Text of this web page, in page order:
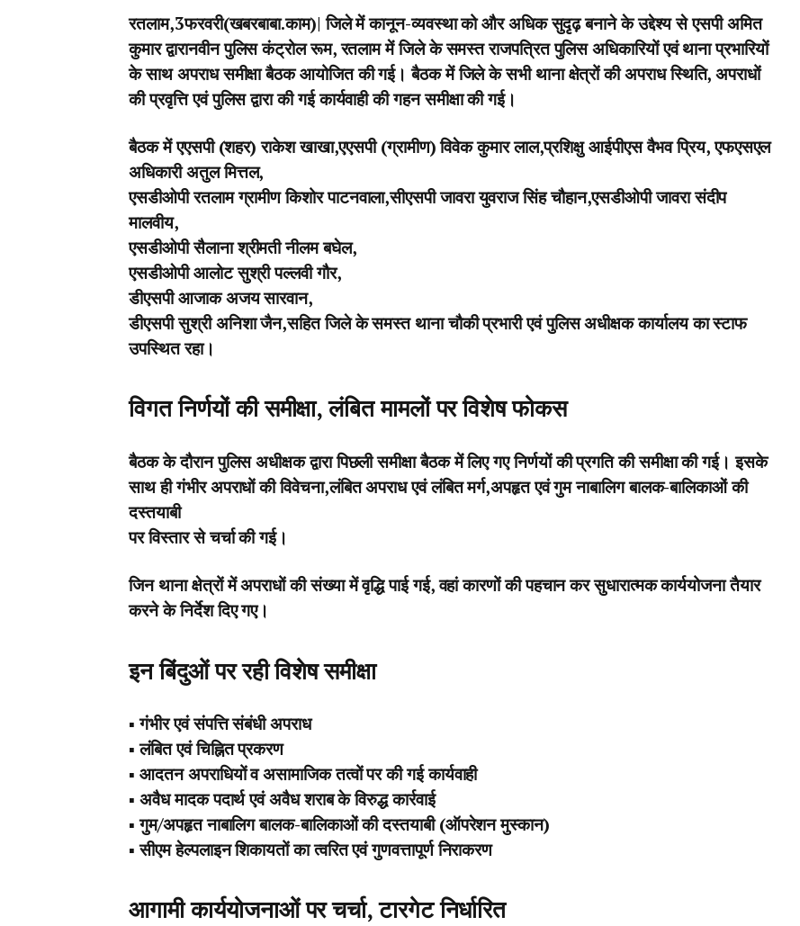
रतलाम,3फरवरी(खबरबाबा.काम)| जिले में कानून-व्यवस्था को और अधिक सुदृढ़ बनाने के उद्देश्य से एसपी अमित
कुमार द्वारानवीन पुलिस कंट्रोल रूम, रतलाम में जिले के समस्त राजपत्रित पुलिस अधिकारियों एवं थाना प्रभारियों
के साथ अपराध समीक्षा बैठक आयोजित की गई। बैठक में जिले के सभी थाना क्षेत्रों की अपराध स्थिति, अपराधों
की प्रवृत्ति एवं पुलिस द्वारा की गई कार्यवाही की गहन समीक्षा की गई।
बैठक में एएसपी (शहर) राकेश खाखा,एएसपी (ग्रामीण) विवेक कुमार लाल,प्रशिक्षु आईपीएस वैभव प्रिय, एफएसएल
अधिकारी अतुल मित्तल,
एसडीओपी रतलाम ग्रामीण किशोर पाटनवाला,सीएसपी जावरा युवराज सिंह चौहान,एसडीओपी जावरा संदीप
मालवीय,
एसडीओपी सैलाना श्रीमती नीलम बघेल,
एसडीओपी आलोट सुश्री पल्लवी गौर,
डीएसपी आजाक अजय सारवान,
डीएसपी सुश्री अनिशा जैन,सहित जिले के समस्त थाना चौकी प्रभारी एवं पुलिस अधीक्षक कार्यालय का स्टाफ
उपस्थित रहा।
विगत निर्णयों की समीक्षा, लंबित मामलों पर विशेष फोकस
बैठक के दौरान पुलिस अधीक्षक द्वारा पिछली समीक्षा बैठक में लिए गए निर्णयों की प्रगति की समीक्षा की गई। इसके
साथ ही गंभीर अपराधों की विवेचना,लंबित अपराध एवं लंबित मर्ग,अपहृत एवं गुम नाबालिग बालक-बालिकाओं की
दस्तयाबी
पर विस्तार से चर्चा की गई।
जिन थाना क्षेत्रों में अपराधों की संख्या में वृद्धि पाई गई, वहां कारणों की पहचान कर सुधारात्मक कार्ययोजना तैयार
करने के निर्देश दिए गए।
इन बिंदुओं पर रही विशेष समीक्षा
▪️ गंभीर एवं संपत्ति संबंधी अपराध
▪️ लंबित एवं चिह्नित प्रकरण
▪️ आदतन अपराधियों व असामाजिक तत्वों पर की गई कार्यवाही
▪️ अवैध मादक पदार्थ एवं अवैध शराब के विरुद्ध कार्रवाई
▪️ गुम/अपहृत नाबालिग बालक-बालिकाओं की दस्तयाबी (ऑपरेशन मुस्कान)
▪️ सीएम हेल्पलाइन शिकायतों का त्वरित एवं गुणवत्तापूर्ण निराकरण
आगामी कार्ययोजनाओं पर चर्चा, टारगेट निर्धारित